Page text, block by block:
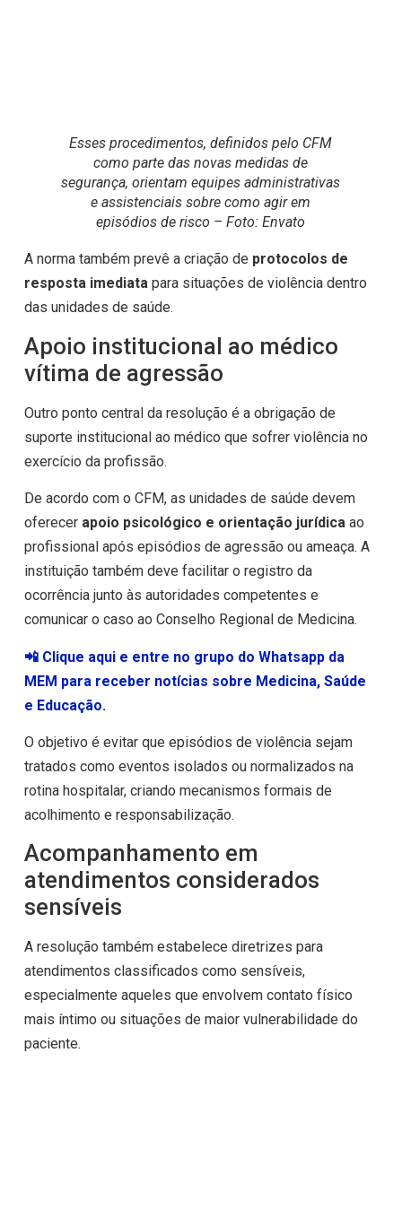
Esses procedimentos, definidos pelo CFM
como parte das novas medidas de
segurança, orientam equipes administrativas
e assistenciais sobre como agir em
episódios de risco – Foto: Envato
A norma também prevê a criação de protocolos de
resposta imediatapara situações de violência dentro
das unidades de saúde.
Apoio institucional ao médico
vítima de agressão
Outro ponto central da resolução é a obrigação de
suporte institucional ao médico que sofrer violência no
exercício da profissão.
De acordo com o CFM, as unidades de saúde devem
oferecer apoio psicológico e orientação jurídicaao
profissional após episódios de agressão ou ameaça. A
instituição também deve facilitar o registro da
ocorrência junto às autoridades competentes e
comunicar o caso ao Conselho Regional de Medicina.
📲 Clique aqui e entre no grupo do Whatsapp da
MEM para receber notícias sobre Medicina, Saúde
e Educação.
O objetivo é evitar que episódios de violência sejam
tratados como eventos isolados ou normalizados na
rotina hospitalar, criando mecanismos formais de
acolhimento e responsabilização.
Acompanhamento em
atendimentos considerados
sensíveis
A resolução também estabelece diretrizes para
atendimentos classificados como sensíveis,
especialmente aqueles que envolvem contato físico
mais íntimo ou situações de maior vulnerabilidade do
paciente.